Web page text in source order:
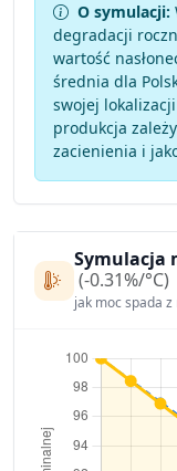
O symulacji:
degradacji
wartość
średnia dla
swojej
produkcja
zacienienia i
Symulacja
(-0.31%/°C)
jak moc spada